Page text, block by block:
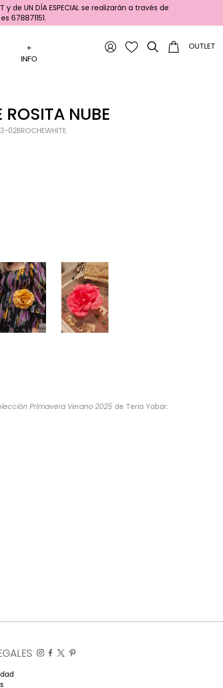
y de UN DÍA ESPECIAL se realizarán a través de
678871151.
OUTLET
+
INFO
ROSITA NUBE
02BROCHEWHITE
Primavera Verano 2025de Teria Yabar.